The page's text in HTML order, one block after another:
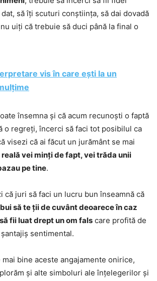
să îți scuturi conștiința, să dai dovadă
uiți că trebuie să duci până la final o
vis în care ești la un
însemna și că acum recunoști o faptă
o regreți, încerci să faci tot posibilul ca
visezi că ai făcut un jurământ se mai
vei minți de fapt, vei trăda unii
pe tine.
că juri să faci un lucru bun înseamnă că
să te ții de cuvânt deoarece în caz
fii luat drept un om fals care profită de
sentimental.
bine aceste angajamente onirice,
și alte simboluri ale înțelegerilor și